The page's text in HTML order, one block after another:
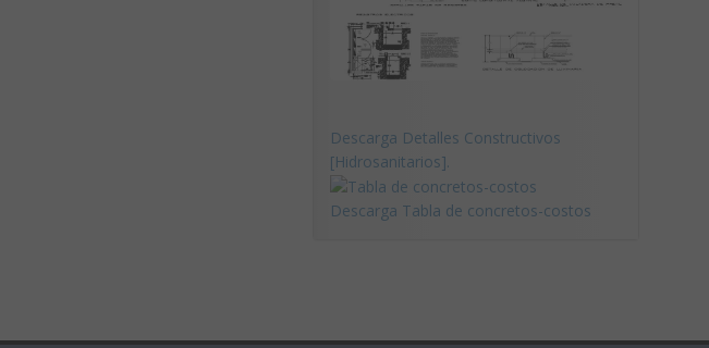
Descarga Detalles Constructivos
[Hidrosanitarios].
Descarga Tabla de concretos-costos